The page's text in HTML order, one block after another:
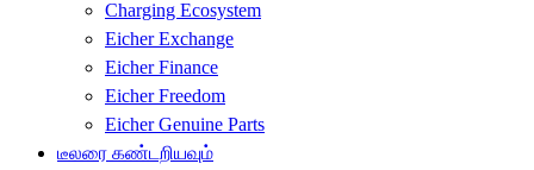
Charging Ecosystem
Eicher Exchange
Eicher Finance
Eicher Freedom
Eicher Genuine Parts
டீலரை கண்டறியவும்